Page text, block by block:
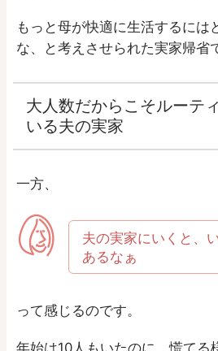
もっと母が快適に生活するには
な、と考えさせられた実家帰省
大人数だからこそルーテ
いる夫の実家
一方、
夫の実家にいくと、
あるなぁ
って感じるのです。
年始は10人もいたのに、慌てる